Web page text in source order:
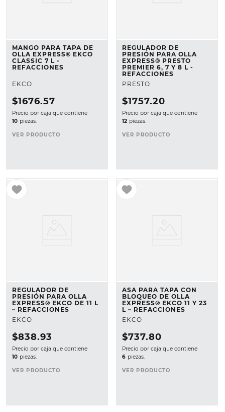
MANGO PARA TAPA DE
OLLA EXPRESS® EKCO
CLASSIC 7 L -
REFACCIONES
EKCO
$1676.57
Precio por caja que contiene
10 piezas.
VER PRODUCTO
REGULADOR DE
PRESIÓN PARA OLLA
EXPRESS® PRESTO
PREMIER 6, 7 Y 8 L -
REFACCIONES
PRESTO
$1757.20
Precio por caja que contiene
12 piezas.
VER PRODUCTO
REGULADOR DE
PRESIÓN PARA OLLA
EXPRESS® EKCO DE 11 L
– REFACCIONES
EKCO
$838.93
Precio por caja que contiene
10 piezas.
VER PRODUCTO
ASA PARA TAPA CON
BLOQUEO DE OLLA
EXPRESS® EKCO 11 Y 23
L – REFACCIONES
EKCO
$737.80
Precio por caja que contiene
6 piezas.
VER PRODUCTO